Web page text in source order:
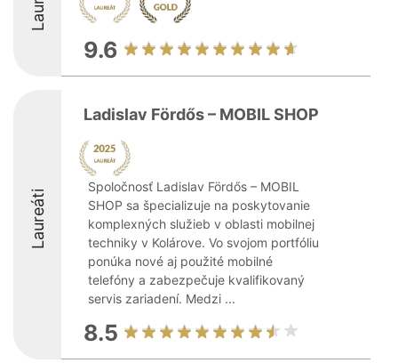
9.6
Laureáti
Ladislav Fördős – MOBIL SHOP
Spoločnosť Ladislav Fördős – MOBIL
SHOP sa špecializuje na poskytovanie
komplexných služieb v oblasti mobilnej
techniky v Kolárove. Vo svojom portfóliu
ponúka nové aj použité mobilné
telefóny a zabezpečuje kvalifikovaný
servis zariadení. Medzi ...
8.5